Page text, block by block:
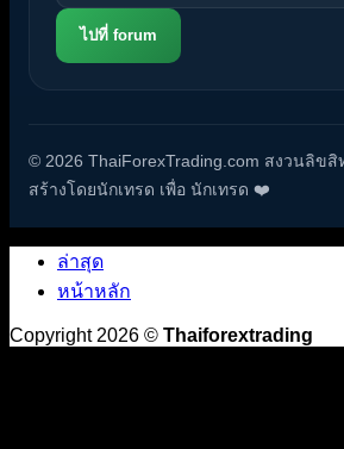
ไปที่ forum
© 2026 ThaiForexTrading.com สงวนลิขสิ
สร้างโดยนักเทรด เพื่อ นักเทรด ❤️
ล่าสุด
หน้าหลัก
Copyright 2026 © Thaiforextrading